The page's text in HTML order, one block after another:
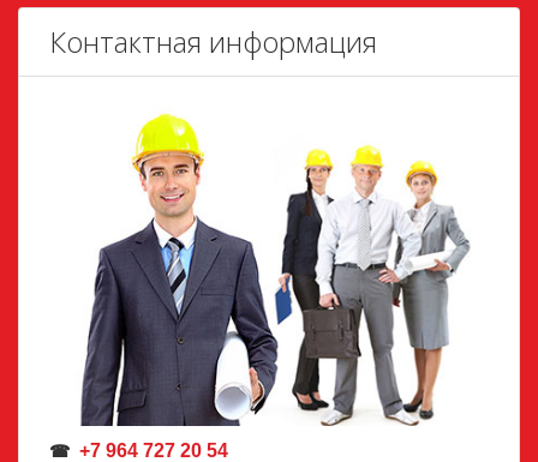
Контактная информация
☎ +7 964 727 20 54